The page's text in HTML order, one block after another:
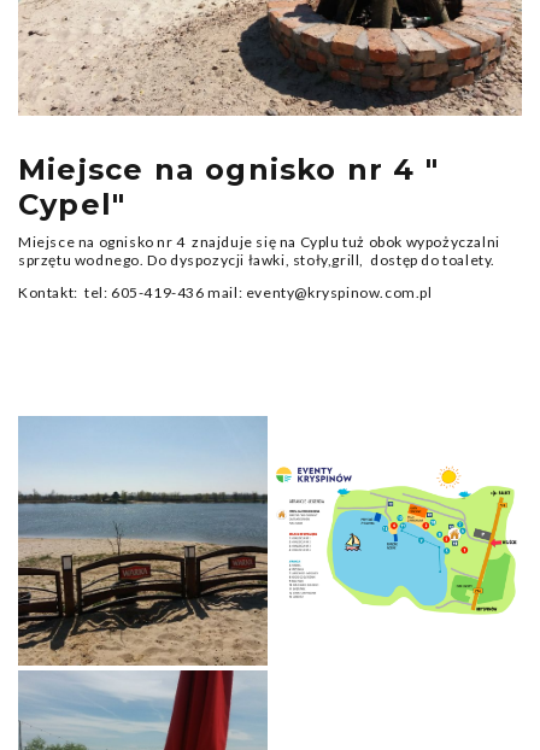
Miejsce na ognisko nr 4 "
Cypel"
Miejsce na ognisko nr 4 znajduje się na Cyplu tuż obok wypożyczalni
sprzętu wodnego. Do dyspozycji ławki, stoły,grill, dostęp do toalety.
Kontakt: tel: 605-419-436 mail: eventy@kryspinow.com.pl